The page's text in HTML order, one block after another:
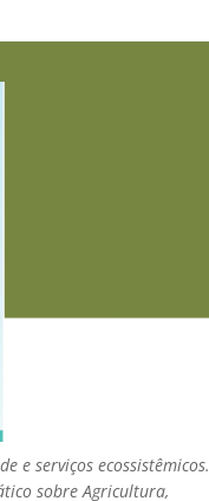
e serviços ecossistêmicos.
sobre Agricultura,